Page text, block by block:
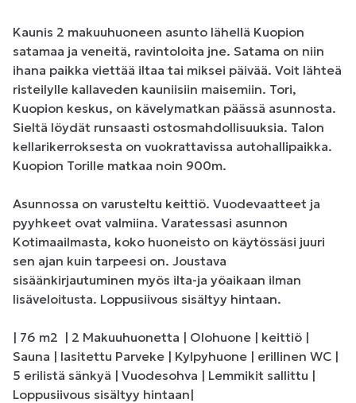
Kaunis 2 makuuhuoneen asunto lähellä Kuopion
satamaa ja veneitä, ravintoloita jne. Satama on niin
ihana paikka viettää iltaa tai miksei päivää. Voit lähteä
risteilylle kallaveden kauniisiin maisemiin. Tori,
Kuopion keskus, on kävelymatkan päässä asunnosta.
Sieltä löydät runsaasti ostosmahdollisuuksia. Talon
kellarikerroksesta on vuokrattavissa autohallipaikka.
Kuopion Torille matkaa noin 900m.
Asunnossa on varusteltu keittiö. Vuodevaatteet ja
pyyhkeet ovat valmiina. Varatessasi asunnon
Kotimaailmasta, koko huoneisto on käytössäsi juuri
sen ajan kuin tarpeesi on. Joustava
sisäänkirjautuminen myös ilta-ja yöaikaan ilman
lisäveloitusta. Loppusiivous sisältyy hintaan.
| 76 m2  | 2 Makuuhuonetta | Olohuone | keittiö |
Sauna | lasitettu Parveke | Kylpyhuone | erillinen WC |
5 erilistä sänkyä | Vuodesohva | Lemmikit sallittu |
Loppusiivous sisältyy hintaan|